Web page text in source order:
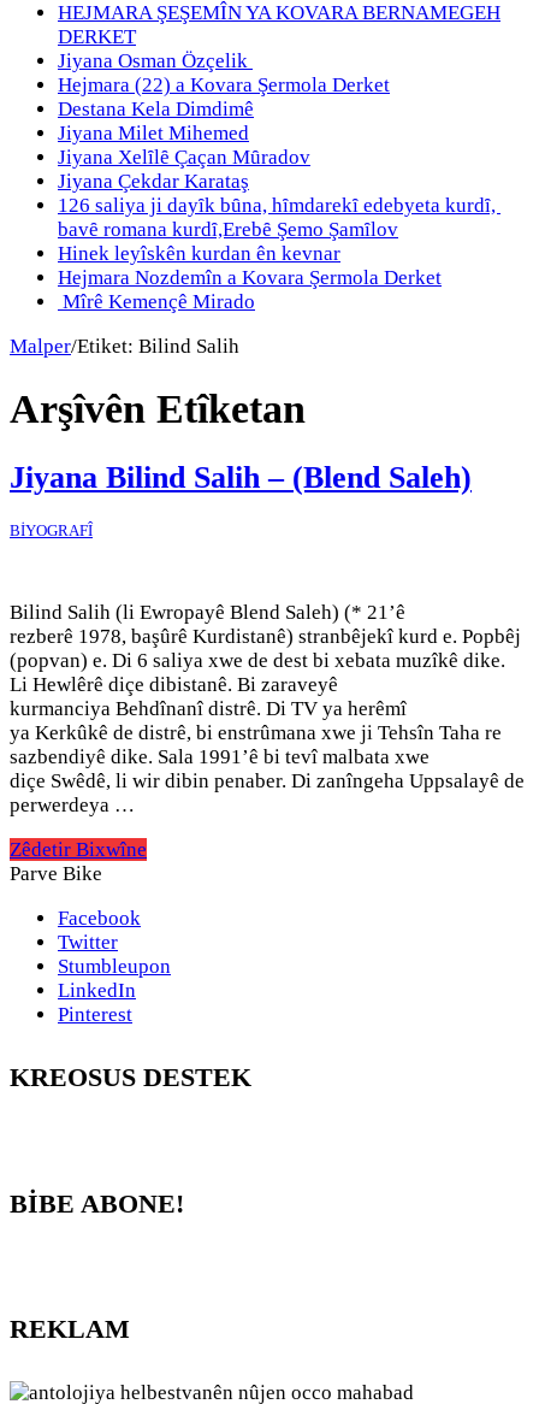
HEJMARA ŞEŞEMÎN YA KOVARA BERNAMEGEH
DERKET
Jiyana Osman Özçelik
Hejmara (22) a Kovara Şermola Derket
Destana Kela Dimdimê
Jiyana Milet Mihemed
Jiyana Xelȋlȇ Çaçan Mȗradov
Jiyana Çekdar Karataş
126 saliya ji dayȋk bȗna, hȋmdarekȋ edebyeta kurdȋ,
bavȇ romana kurdȋ,Erebȇ Şemo Şamȋlov
Hinek leyîskên kurdan ên kevnar
Hejmara Nozdemîn a Kovara Şermola Derket
Mîrê Kemençê Mirado
Malper/Etiket: Bilind Salih
Arşîvên Etîketan
Jiyana Bilind Salih – (Blend Saleh)
BİYOGRAFÎ
Bilind Salih (li Ewropayê Blend Saleh) (* 21’ê
rezberê 1978, başûrê Kurdistanê) stranbêjekî kurd e. Popbêj
(popvan) e. Di 6 saliya xwe de dest bi xebata muzîkê dike.
Li Hewlêrê diçe dibistanê. Bi zaraveyê
kurmanciya Behdînanî distrê. Di TV ya herêmî
ya Kerkûkê de distrê, bi enstrûmana xwe ji Tehsîn Taha re
sazbendiyê dike. Sala 1991’ê bi tevî malbata xwe
diçe Swêdê, li wir dibin penaber. Di zanîngeha Uppsalayê de
perwerdeya …
Zêdetir Bixwîne
Parve Bike
Facebook
Twitter
Stumbleupon
LinkedIn
Pinterest
KREOSUS DESTEK
BİBE ABONE!
REKLAM